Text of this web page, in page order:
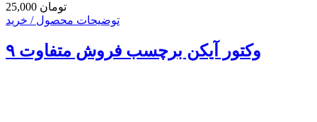
25,000 تومان
توضیحات محصول / خرید
۹ وکتور آیکن برچسب فروش متفاوت